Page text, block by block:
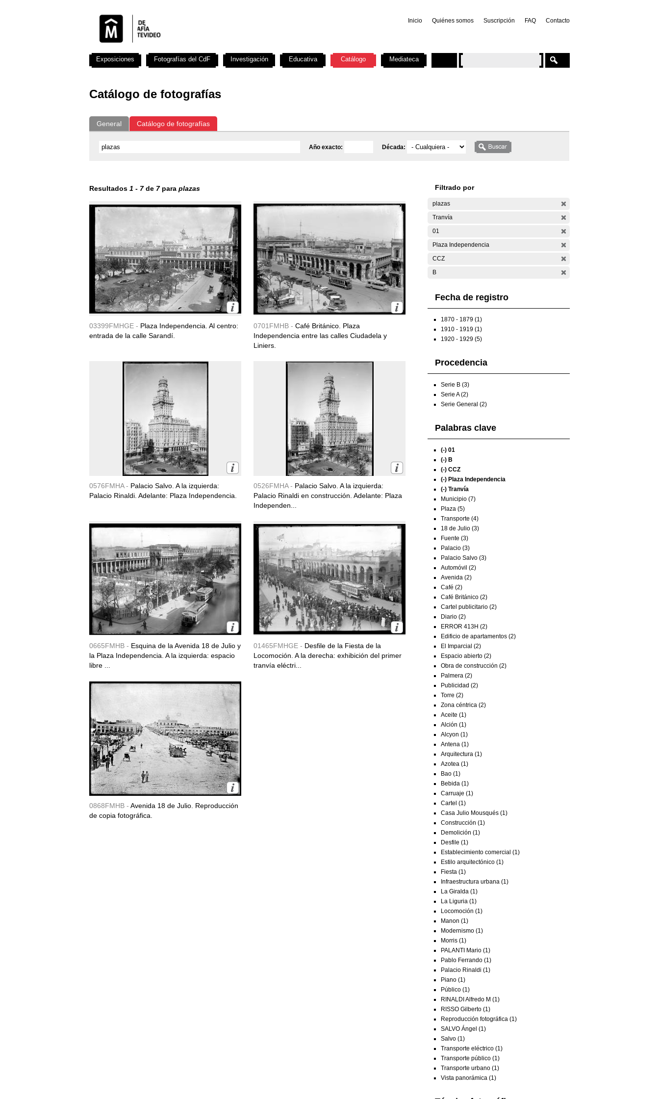
Inicio Quiénes somos Suscripción FAQ Contacto
Catálogo de fotografías
General Catálogo de fotografías
Año exacto: Década:
Resultados 1 - 7de 7para plazas
03399FMHGE - Plaza Independencia. Al centro:
entrada de la calle Sarandí.
0701FMHB - Café Británico. Plaza
Independencia entre las calles Ciudadela y
Liniers.
0576FMHA - Palacio Salvo. A la izquierda:
Palacio Rinaldi. Adelante: Plaza Independencia.
0526FMHA - Palacio Salvo. A la izquierda:
Palacio Rinaldi en construcción. Adelante: Plaza
Independen...
0665FMHB - Esquina de la Avenida 18 de Julio y
la Plaza Independencia. A la izquierda: espacio
libre ...
01465FMHGE - Desfile de la Fiesta de la
Locomoción. A la derecha: exhibición del primer
tranvía eléctri...
0868FMHB - Avenida 18 de Julio. Reproducción
de copia fotográfica.
Filtrado por
plazas
Tranvía
01
Plaza Independencia
CCZ
B
Fecha de registro
1870 - 1879 (1)
1910 - 1919 (1)
1920 - 1929 (5)
Procedencia
Serie B (3)
Serie A (2)
Serie General (2)
Palabras clave
(-) 01
(-) B
(-) CCZ
(-) Plaza Independencia
(-) Tranvía
Municipio (7)
Plaza (5)
Transporte (4)
18 de Julio (3)
Fuente (3)
Palacio (3)
Palacio Salvo (3)
Automóvil (2)
Avenida (2)
Café (2)
Café Británico (2)
Cartel publicitario (2)
Diario (2)
ERROR 413H (2)
Edificio de apartamentos (2)
El Imparcial (2)
Espacio abierto (2)
Obra de construcción (2)
Palmera (2)
Publicidad (2)
Torre (2)
Zona céntrica (2)
Aceite (1)
Alción (1)
Alcyon (1)
Antena (1)
Arquitectura (1)
Azotea (1)
Bao (1)
Bebida (1)
Carruaje (1)
Cartel (1)
Casa Julio Mousqués (1)
Construcción (1)
Demolición (1)
Desfile (1)
Establecimiento comercial (1)
Estilo arquitectónico (1)
Fiesta (1)
Infraestructura urbana (1)
La Giralda (1)
La Liguria (1)
Locomoción (1)
Manon (1)
Modernismo (1)
Morris (1)
PALANTI Mario (1)
Pablo Ferrando (1)
Palacio Rinaldi (1)
Piano (1)
Público (1)
RINALDI Alfredo M (1)
RISSO Gilberto (1)
Reproducción fotográfica (1)
SALVO Ángel (1)
Salvo (1)
Transporte eléctrico (1)
Transporte público (1)
Transporte urbano (1)
Vista panorámica (1)
Exposiciones Fotografías del CdF Investigación Educativa Catálogo Mediateca